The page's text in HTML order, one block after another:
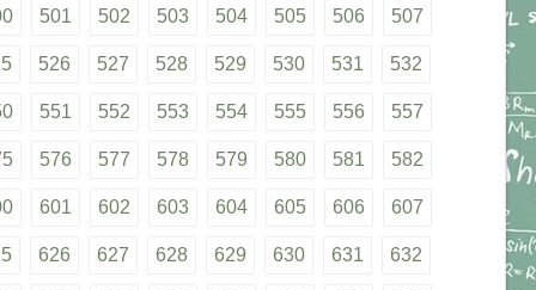
501 502 503 504 505 506 507
526 527 528 529 530 531 532
551 552 553 554 555 556 557
576 577 578 579 580 581 582
601 602 603 604 605 606 607
626 627 628 629 630 631 632